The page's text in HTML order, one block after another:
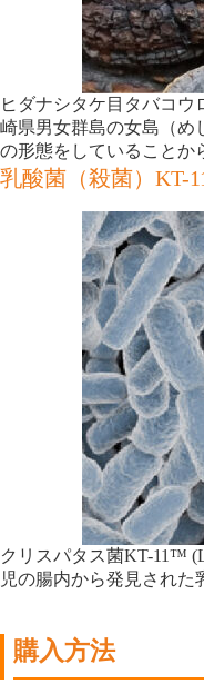
ヒダナシタケ目タバコ
崎県男女群島の女島（め
の形態をしていることか
乳酸菌（殺菌）KT-
クリスパタス菌KT-11™
児の腸内から発見された
購入方法